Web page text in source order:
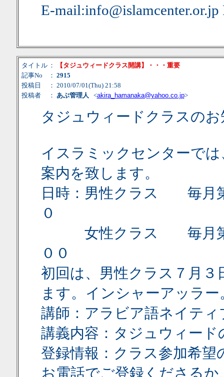
E-
タイトル ：
【タジュウィードクラス開講】・・・重要
記事No
： 2915
投稿日
： 2010/07/01(Thu) 21:58
投稿者
： あぶ管理人 <akira_hamanaka@yahoo.co.jp>
タジュウィードクラスの
イスラミックセンターで
案内を致します。
日時：男性クラス 毎月
０
女性クラス 毎月第
００
初回は、男性クラス７月
ます。インシャーアッラー
講師：アラビア語ネイテ
講義内容：タジュウィード
登録情報：クラス参加希
お電話でご登録くださる